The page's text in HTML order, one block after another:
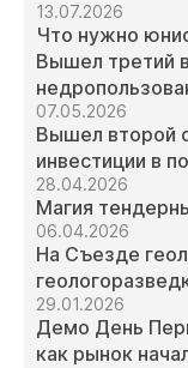
13.07.2026
Что нужно
Вышел третий
07.05.2026
Вышел второй
инвестиции в
28.04.2026
Магия
06.04.2026
На Съезде
29.01.2026
Демо День
как рынок